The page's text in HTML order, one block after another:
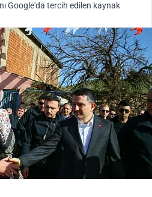
Google'da tercih edilen kaynak